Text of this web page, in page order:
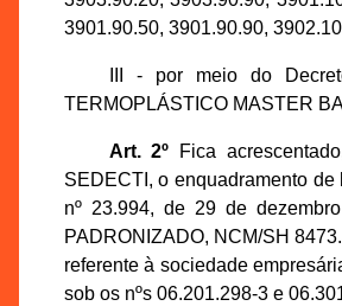
3901.90.50, 3901.90.90,
III - por meio do
TERMOPLÁSTICO MASTER
Art. 2º Fica
SEDECTI, o enquadramento
nº 23.994, de 29 de
PADRONIZADO, NCM/SH
referente à sociedade
sob os nºs 06.201.298-3 e